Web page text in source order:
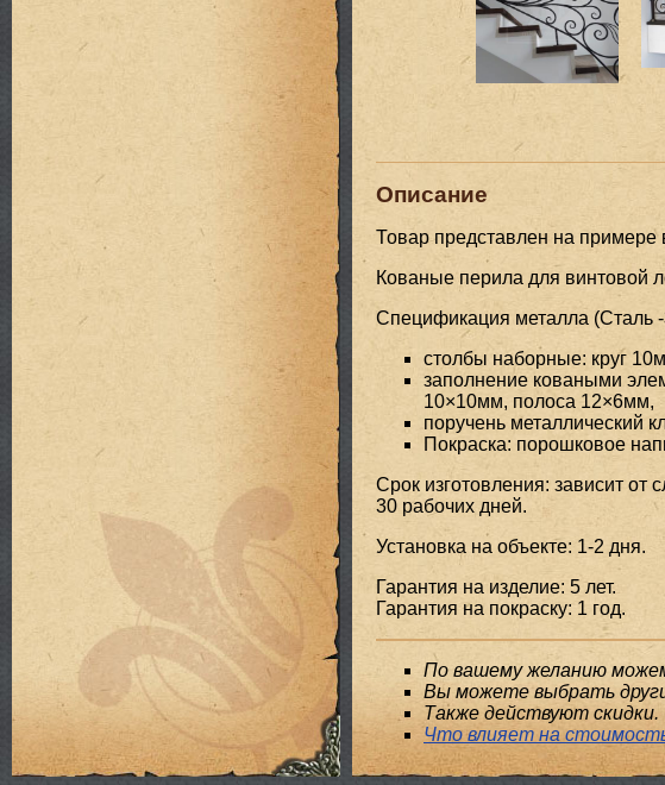
Описание
Товар представлен на примере
Кованые перила для винтовой
Спецификация металла (Сталь -
столбы наборные: круг
заполнение коваными
10×10мм, полоса 12×6мм,
поручень металлический
Покраска: порошковое
Срок изготовления: зависит от
30 рабочих дней.
Установка на объекте: 1-2 дня.
Гарантия на изделие: 5 лет.
Гарантия на покраску: 1 год.
По вашему желанию
Вы можете выбрать
Также действуют скидки.
Что влияет на